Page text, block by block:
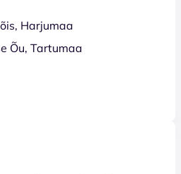
Harjumaa
Õu, Tartumaa